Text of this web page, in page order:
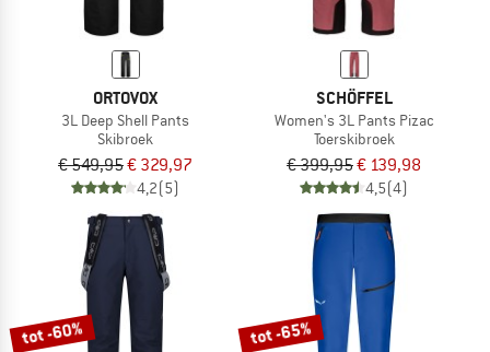
ORTOVOX
3L Deep Shell Pants
Skibroek
€ 549,95€ 329,97
4,2(5)
SCHÖFFEL
Women's 3L Pants Pizac
Toerskibroek
€ 399,95€ 139,98
4,5(4)
tot -60% tot -65%